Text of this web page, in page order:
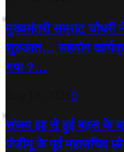
मुख्यमंत्री सम्राट चौधरी
शुरुआत… सहयोग
गया ?…
0
संजय झा से हुई बहस के
जेडीयू के पूर्व महासचिव